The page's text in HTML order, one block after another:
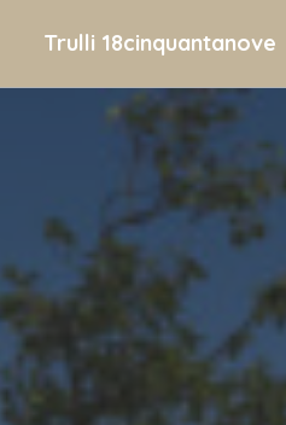
Trulli 18cinquantanove
GALLERIA
ATTIVITÀ
CONTATTI